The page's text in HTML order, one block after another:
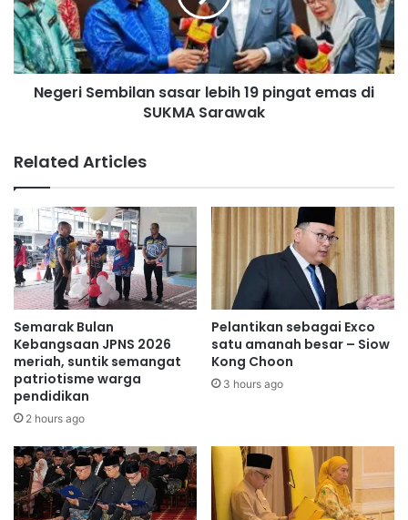
Rasah Cha
n
y
e
r
r
o
i
f
i
k
d
r
i
S
e
p
n
y
o
i
S
e
m
n
s
a
s
a
r
l
e
b
i
h
1
9
p
n
g
a
t
Negeri Sembilan sasar lebih 19 pingat emas di
SUKMA Sarawak
Related Articles
Semarak Bulan
Kebangsaan JPNS 2026
meriah, suntik semangat
patriotisme warga
pendidikan
2 hours ago
Pelantikan sebagai Exco
satu amanah besar – Siow
Kong Choon
3 hours ago